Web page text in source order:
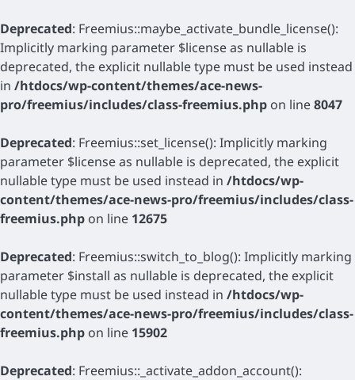
Deprecated: Freemius::maybe_activate_bundle_license():
Implicitly marking parameter $license as nullable is
deprecated, the explicit nullable type must be used instead
in /htdocs/wp-content/themes/ace-news-
pro/freemius/includes/class-freemius.php on line8047
Deprecated: Freemius::set_license(): Implicitly marking
parameter $license as nullable is deprecated, the explicit
nullable type must be used instead in /htdocs/wp-
content/themes/ace-news-pro/freemius/includes/class-
freemius.php on line 12675
Deprecated: Freemius::switch_to_blog(): Implicitly marking
parameter $install as nullable is deprecated, the explicit
nullable type must be used instead in /htdocs/wp-
content/themes/ace-news-pro/freemius/includes/class-
freemius.php on line 15902
Deprecated: Freemius::_activate_addon_account():